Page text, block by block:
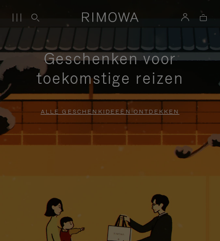
Geschenken voor
toekomstige reizen
ALLE GESCHENKIDEEËN ONTDEKKEN